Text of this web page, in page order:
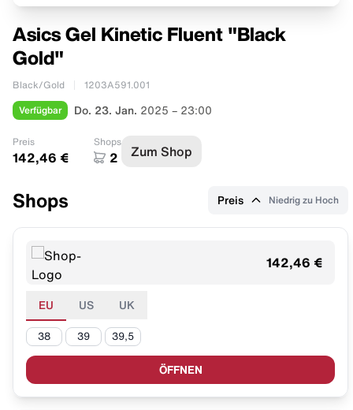
Asics Gel Kinetic Fluent "Black
Gold"
Black/Gold 1203A591.001
Verfügbar Do. 23. Jan. 2025 – 23:00
Preis
142,46 €
Shops
2 Zum Shop
Shops Preis Niedrig zu Hoch
142,46 €
EU US UK
38 39 39,5
ÖFFNEN